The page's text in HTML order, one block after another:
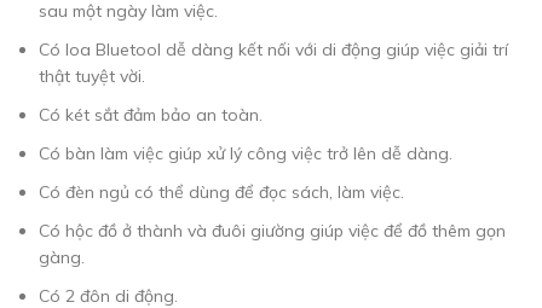
sau một ngày làm việc.
Có loa Bluetool dễ dàng kết nối với di động giúp việc giải trí
thật tuyệt vời.
Có két sắt đảm bảo an toàn.
Có bàn làm việc giúp xử lý công việc trở lên dễ dàng.
Có đèn ngủ có thể dùng để đọc sách, làm việc.
Có hộc đồ ở thành và đuôi giường giúp việc để đồ thêm gọn
gàng.
Có 2 đôn di động.